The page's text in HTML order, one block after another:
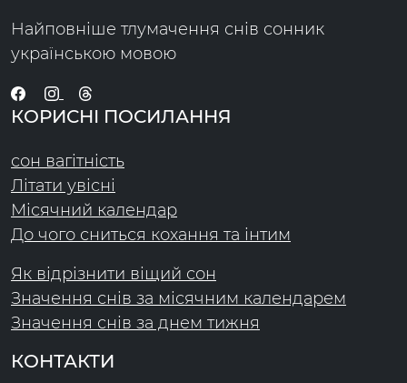
Найповніше тлумачення снів сонник
українською мовою
КОРИСНІ ПОСИЛАННЯ
сон вагітність
Літати увісні
Місячний календар
До чого сниться кохання та інтим
Як відрізнити віщий сон
Значення снів за місячним календарем
Значення снів за днем тижня
КОНТАКТИ